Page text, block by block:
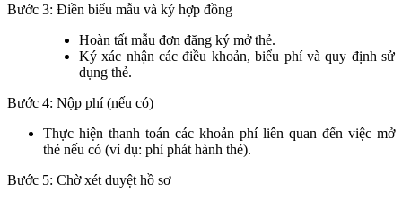
Bước 3: Điền biểu mẫu và ký hợp đồng
Hoàn tất mẫu đơn đăng ký mở thẻ.
Ký xác nhận các điều khoản, biểu phí và quy định sử
dụng thẻ.
Bước 4: Nộp phí (nếu có)
Thực hiện thanh toán các khoản phí liên quan đến việc mở
thẻ nếu có (ví dụ: phí phát hành thẻ).
Bước 5: Chờ xét duyệt hồ sơ